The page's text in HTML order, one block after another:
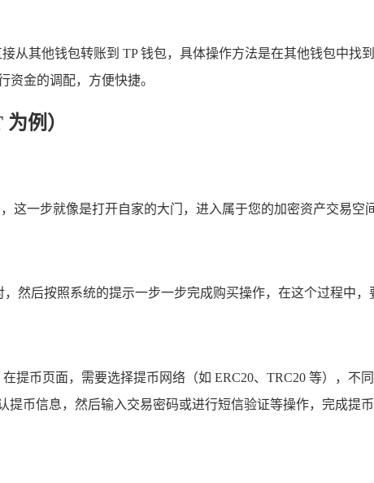
从其他钱包转账到 TP 钱包，具体操作方法是在其他钱包中找
资金的调配，方便快捷。
例）
这一步就像是打开自家的大门，进入属于您的加密资产交易空间
然后按照系统的提示一步一步完成购买操作，在这个过程中，
提币页面，需要选择提币网络（如 ERC20、TRC20 等），不
提币信息，然后输入交易密码或进行短信验证等操作，完成提